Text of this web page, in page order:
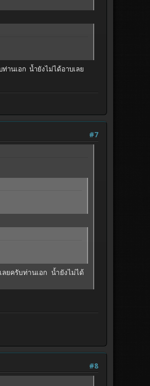
านเอก น้ำยังไม่ได้อาบเลย
#7
ยครับท่านเอก น้ำยังไม่ได้
#8